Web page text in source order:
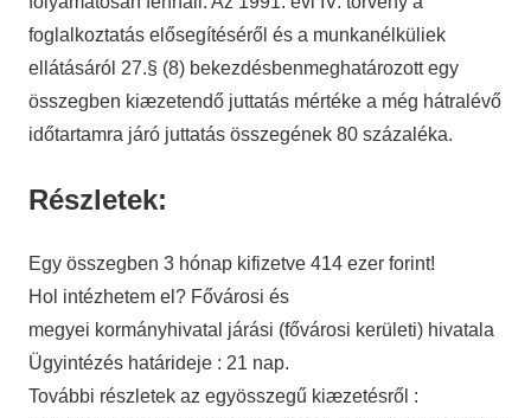
foglalkoztatás elősegítéséről és a munkanélküliek
ellátásáról 27.§ (8) bekezdésbenmeghatározott egy
összegben kiæzetendő juttatás mértéke a még hátralévő
időtartamra járó juttatás összegének 80 százaléka.
Részletek:
Egy összegben 3 hónap kifizetve 414 ezer forint!
Hol intézhetem el? Fővárosi és
megyei kormányhivatal járási (fővárosi kerületi) hivatala
Ügyintézés határideje : 21 nap.
További részletek az egyösszegű kiæzetésről :